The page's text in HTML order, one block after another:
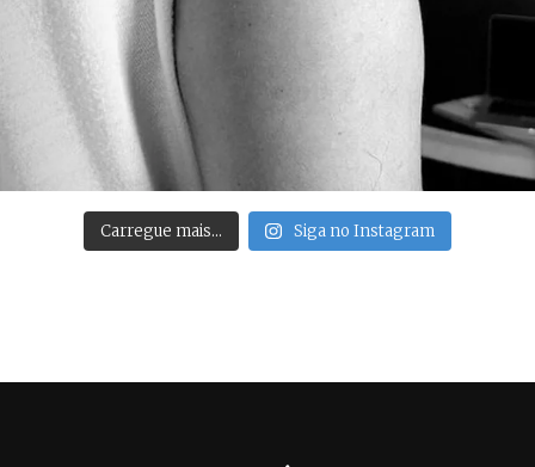
Carregue mais… Siga no Instagram